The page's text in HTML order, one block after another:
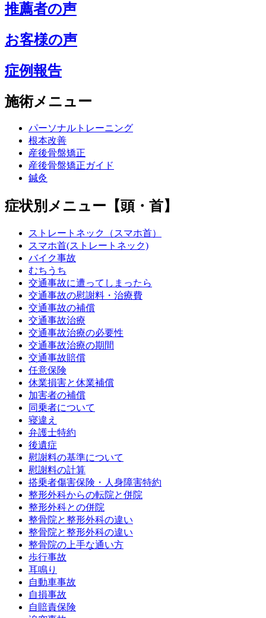
推薦者の声
お客様の声
症例報告
施術メニュー
パーソナルトレーニング
根本改善
産後骨盤矯正
産後骨盤矯正ガイド
鍼灸
症状別メニュー【頭・首】
ストレートネック（スマホ首）
スマホ首(ストレートネック)
バイク事故
むちうち
交通事故に遭ってしまったら
交通事故の慰謝料・治療費
交通事故の補償
交通事故治療
交通事故治療の必要性
交通事故治療の期間
交通事故賠償
任意保険
休業損害と休業補償
加害者の補償
同乗者について
寝違え
弁護士特約
後遺症
慰謝料の基準について
慰謝料の計算
搭乗者傷害保険・人身障害特約
整形外科からの転院と併院
整形外科との併院
整骨院と整形外科の違い
整骨院と整形外科の違い
整骨院の上手な通い方
歩行事故
耳鳴り
自動車事故
自損事故
自賠責保険